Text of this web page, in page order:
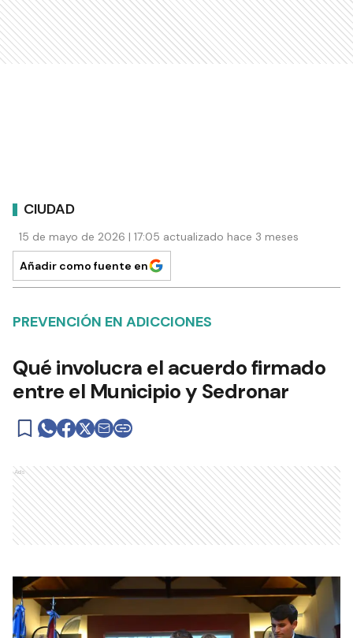
CIUDAD
15 de mayo de 2026 | 17:05 actualizado hace 3 meses
Añadir como fuente en
PREVENCIÓN EN ADICCIONES
Qué involucra el acuerdo firmado
entre el Municipio y Sedronar
Ads